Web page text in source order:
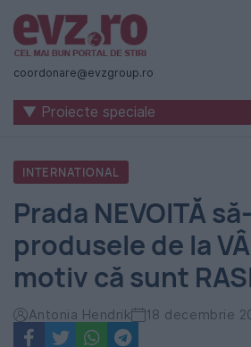
Știri
naționale
internaționale
România
-
Evenimentul
Zilei
coordonare@evzgroup.ro
▼ Proiecte speciale
INTERNATIONAL
Prada NEVOITĂ
produsele de la
motiv că sunt
Antonia Hendrik 18 decembrie